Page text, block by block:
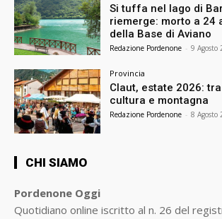
Si tuffa nel lago di
riemerge: morto a 24
della Base di Aviano
Redazione Pordenone - 9 Agosto
Provincia
Claut, estate 2026:
cultura e montagna
Redazione Pordenone - 8 Agosto
CHI SIAMO
Pordenone Oggi
Quotidiano online iscritto al n. 26 del